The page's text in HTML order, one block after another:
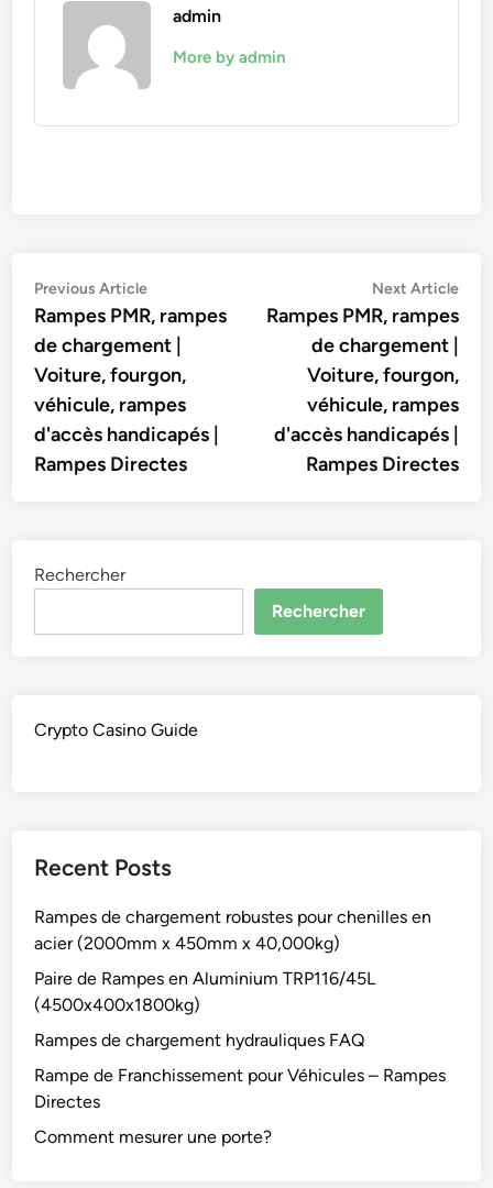
admin
More by admin
Navigation
de
l’article
Previous ArticlePrevious
article:
Rampes PMR, rampes
de chargement |
Voiture, fourgon,
véhicule, rampes
d'accès handicapés |
Rampes Directes
Next Article
Rampes PMR, rampes
de chargement |
Voiture, fourgon,
véhicule, rampes
d'accès handicapés |
Rampes Directes
Rechercher
Rechercher
Crypto Casino Guide
Recent Posts
Rampes de chargement robustes pour chenilles en
acier (2000mm x 450mm x 40,000kg)
Paire de Rampes en Aluminium TRP116/45L
(4500x400x1800kg)
Rampes de chargement hydrauliques FAQ
Rampe de Franchissement pour Véhicules – Rampes
Directes
Comment mesurer une porte?